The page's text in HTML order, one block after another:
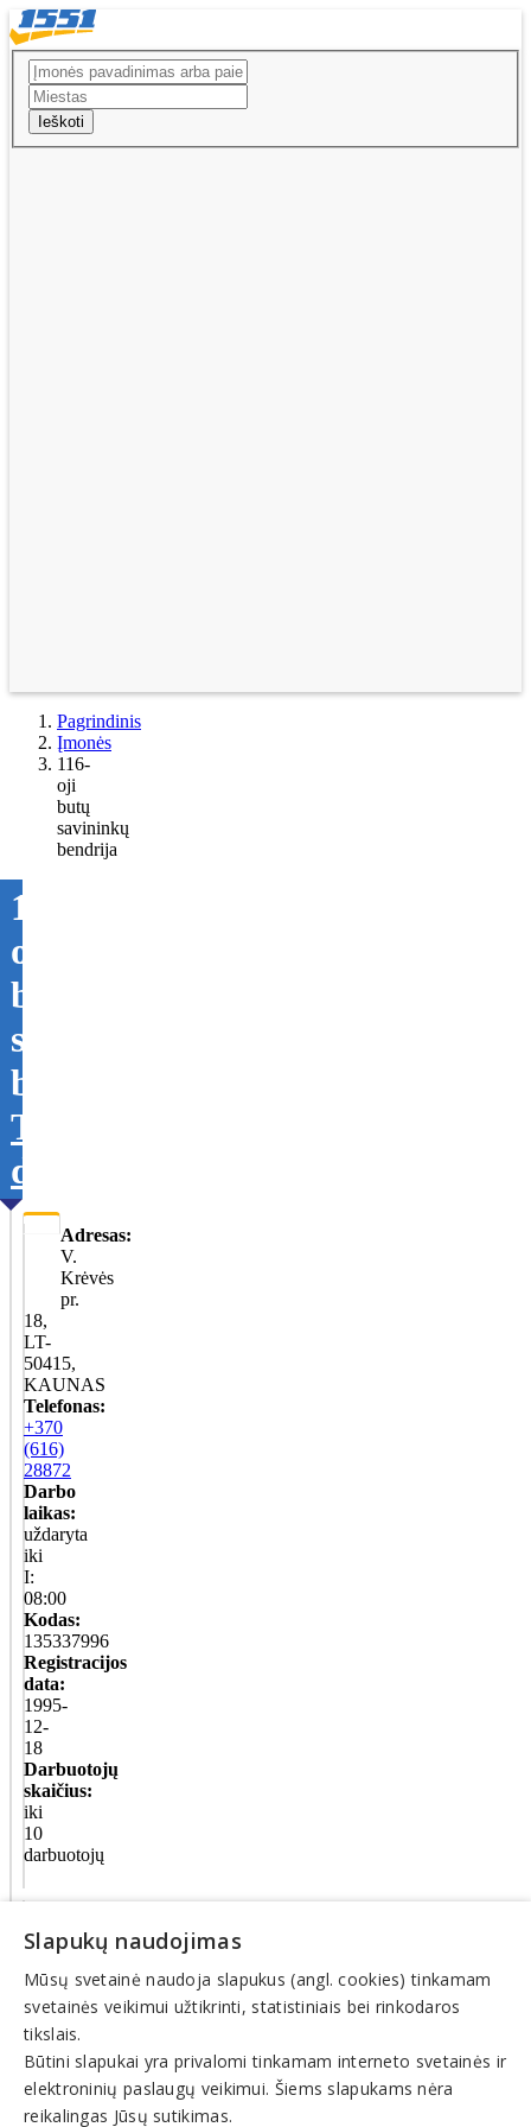
Ieškoti
Pagrindinis
Įmonės
116-
oji
butų
savininkų
bendrija
116-
oji
butų
savininkų
bendrija
Tikslinti
duomenis
Adresas:
V.
Krėvės
pr.
18,
LT-
50415,
KAUNAS
Telefonas:
+370
(616)
28872
Darbo
laikas:
uždaryta
iki
I:
08:00
Kodas:
135337996
Registracijos
data:
1995-
12-
18
Darbuotojų
skaičius:
iki
10
darbuotojų
Veiklos
sritys
Bendrijos
© INFOMINTA, UAB. Visos teisės saugomos. Telefonas+370
6900 1551. El. paštasinfo@1551.info
Slapukų naudojimas
Mūsų svetainė naudoja slapukus (angl. cookies) tinkamam
svetainės veikimui užtikrinti, statistiniais bei rinkodaros
tikslais.
Būtini slapukai yra privalomi tinkamam interneto svetainės ir
elektroninių paslaugų veikimui. Šiems slapukams nėra
reikalingas Jūsų sutikimas.